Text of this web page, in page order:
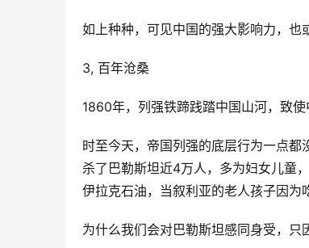
如上种种，可见中国的强大影响力，也
3, 百年沧桑
1860年，列强铁蹄践踏中国山河，致
时至今天，帝国列强的底层行为一点
杀了巴勒斯坦近4万人，多为妇女儿童
伊拉克石油，当叙利亚的老人孩子因为
为什么我们会对巴勒斯坦感同身受，只